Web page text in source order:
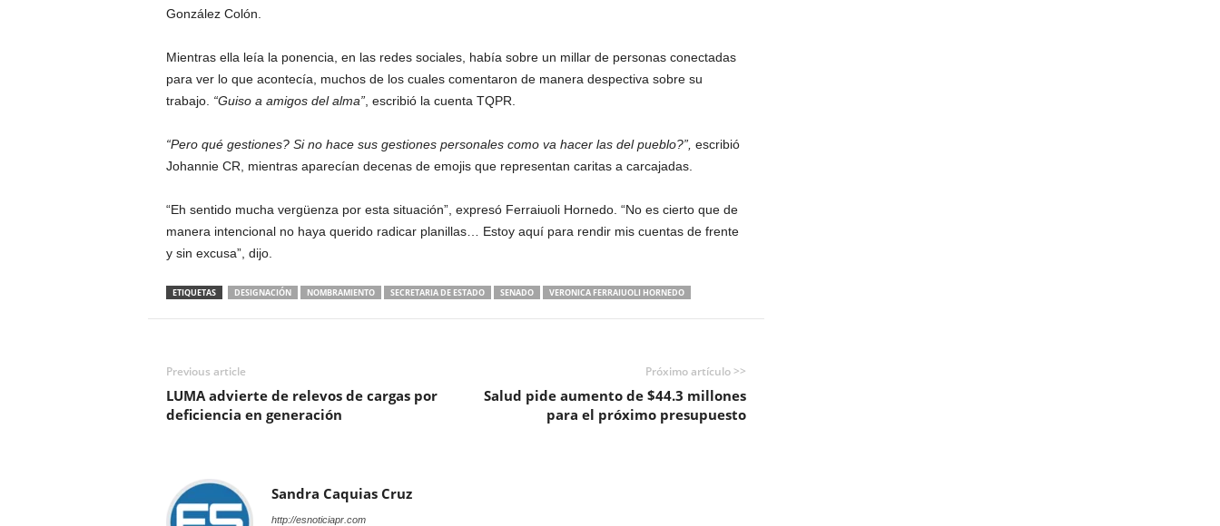
González Colón.
Mientras ella leía la ponencia, en las redes sociales, había sobre un millar de personas conectadas
para ver lo que acontecía, muchos de los cuales comentaron de manera despectiva sobre su
trabajo. “Guiso a amigos del alma”, escribió la cuenta TQPR.
“Pero qué gestiones? Si no hace sus gestiones personales como va hacer las del pueblo?”, escribió
Johannie CR, mientras aparecían decenas de emojis que representan caritas a carcajadas.
“Eh sentido mucha vergüenza por esta situación”, expresó Ferraiuoli Hornedo. “No es cierto que de
manera intencional no haya querido radicar planillas… Estoy aquí para rendir mis cuentas de frente
y sin excusa”, dijo.
ETIQUETAS DESIGNACIÓN NOMBRAMIENTO SECRETARIA DE ESTADO SENADO VERONICA FERRAIUOLI HORNEDO
Previous article
LUMA advierte de relevos de cargas por
deficiencia en generación
Próximo artículo >>
Salud pide aumento de $44.3 millones
para el próximo presupuesto
Sandra Caquias Cruz
http://esnoticiapr.com